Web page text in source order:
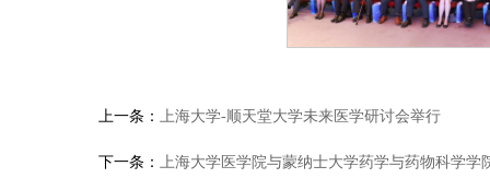
上一条： 上海大学-顺天堂大学未来医学研讨会举行
下一条： 上海大学医学院与蒙纳士大学药学与药物科学学